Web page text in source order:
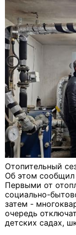
Отопительный
Об этом сообщил
Первыми от
социально-
затем -
очередь
детских садах,